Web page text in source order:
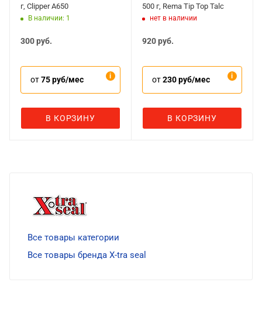
г, Clipper A650
В наличии: 1
300руб.
от75 руб/мес
В КОРЗИНУ
500 г, Rema Tip Top Talc
нет в наличии
920руб.
от230 руб/мес
В КОРЗИНУ
Все товары категории
Все товары бренда X-tra seal